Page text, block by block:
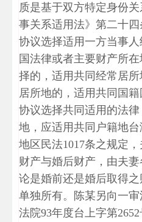
质是基于双方特定身份
事关系适用法》第二十
协议选择适用一方当事
国法律或者主要财产所
择的，适用共同经常居
居所地的，适用共同国
协议选择共同适用的法
地，应适用共同户籍地
地区民法1017条之规定
财产与婚后财产，由夫
论是婚前还是婚后取得
单独所有。陈某另向一
法院93年度台上字第